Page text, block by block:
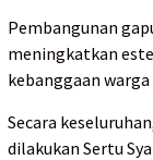
Pembangunan
meningkatkan
kebanggaan
Secara
dilakukan Sertu